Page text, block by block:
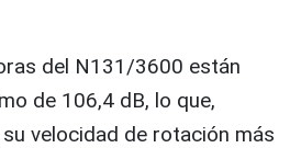
del N131/3600 están
de 106,4 dB, lo que,
velocidad de rotación más